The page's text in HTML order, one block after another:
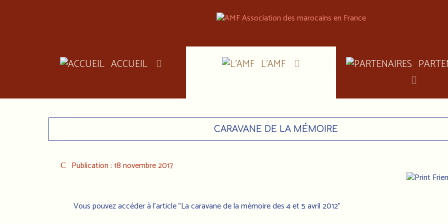
ACCUEIL L'AMF
CARAVANE DE LA MÉMOIRE
Publication : 18 novembre 2017
Vous pouvez accéder à l'article"La caravane de la mémoire des 4 et 5 avril 2012"